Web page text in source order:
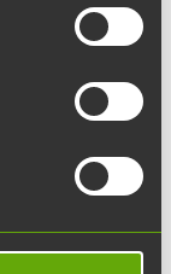
libero ut
leo ad
a velit